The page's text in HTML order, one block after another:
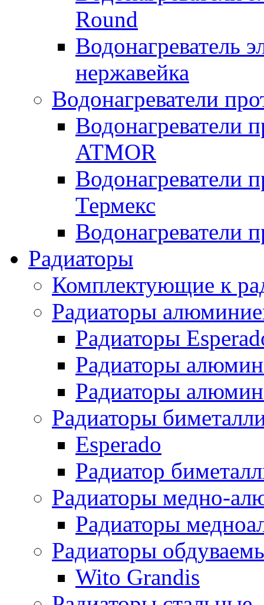
Round
Водонагреватель
нержавейка
Водонагреватели
Водонагреватели
ATMOR
Водонагреватели
Термекс
Водонагреватели
Радиаторы
Комплектующие к
Радиаторы
Радиаторы
Радиаторы
Радиаторы
Радиаторы
Esperado
Радиатор
Радиаторы медно-
Радиаторы
Радиаторы
Wito Grandis